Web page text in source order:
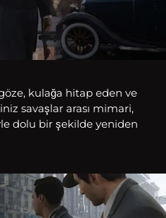
kulağa hitap eden ve
savaşlar arası mimari,
dolu bir şekilde yeniden